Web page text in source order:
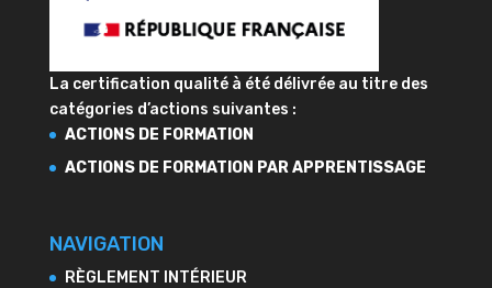
La certification qualité à été délivrée au titre des
catégories d’actions suivantes :
ACTIONS DE FORMATION
ACTIONS DE FORMATION PAR APPRENTISSAGE
NAVIGATION
RÈGLEMENT INTÉRIEUR